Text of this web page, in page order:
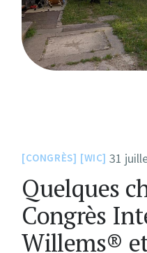
CONGRÈS WIC 31
Quelques
Congrès
Willems®